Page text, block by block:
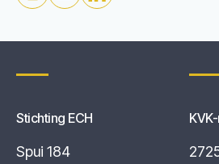
Stichting ECH
Spui 184